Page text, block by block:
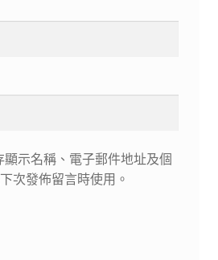
顯示名稱、電子郵件地址及個
次發佈留言時使用。